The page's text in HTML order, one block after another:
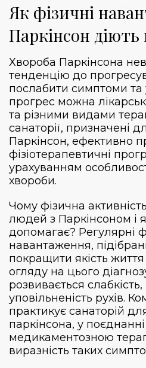
Як фізичні
Паркінсон діють
Хвороба Паркінсона
тенденцію до
послабити симптоми та
прогрес можна
та різними видами
санаторії, призначені
Паркінсон, ефективно
фізіотерапевтичні
урахуванням
хвороби.
Чому фізична
людей з Паркінсоном і
допомагає? Регулярні
навантаження,
покращити якість життя
огляду на цього
розвивається слабкість,
уповільненість рухів.
практикує санаторій
паркінсона, у поєднанні
медикаментозною
виразність таких